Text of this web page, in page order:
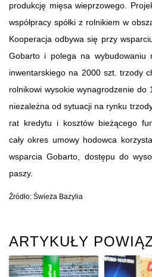
produkcję mięsa wieprzowego.
współpracy spółki z rolnikiem w
Kooperacja odbywa się przy
Gobarto i polega na wybudowaniu
inwentarskiego na 2000 szt. trzody
rolnikowi wysokie wynagrodzenie do
niezależna od sytuacji na rynku
rat kredytu i kosztów bieżącego
cały okres umowy hodowca
wsparcia Gobarto, dostępu do
paszy.
Źródło: Świeża Bazylia
ARTYKUŁY